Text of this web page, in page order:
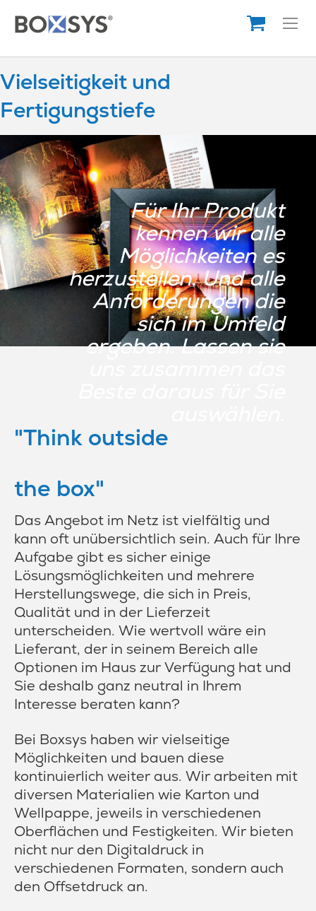
Direkt
Vielseitigkeit und
Fertigungstiefe
Für Ihr Produkt
kennen wir alle
Möglichkeiten es
herzustellen. Und alle
Anforderungen die
sich im Umfeld
ergeben. Lassen sie
"Think outside
the box"
Das Angebot im Netz ist vielfältig und
kann oft unübersichtlich sein. Auch für Ihre
Aufgabe gibt es sicher einige
Lösungsmöglichkeiten und mehrere
Herstellungswege, die sich in Preis,
Qualität und in der Lieferzeit
unterscheiden. Wie wertvoll wäre ein
Lieferant, der in seinem Bereich alle
Optionen im Haus zur Verfügung hat und
Sie deshalb ganz neutral in Ihrem
Interesse beraten kann?
Bei Boxsys haben wir vielseitige
Möglichkeiten und bauen diese
kontinuierlich weiter aus. Wir arbeiten mit
diversen Materialien wie Karton und
Wellpappe, jeweils in verschiedenen
Oberflächen und Festigkeiten. Wir bieten
nicht nur den Digitaldruck in
verschiedenen Formaten, sondern auch
den Offsetdruck an.